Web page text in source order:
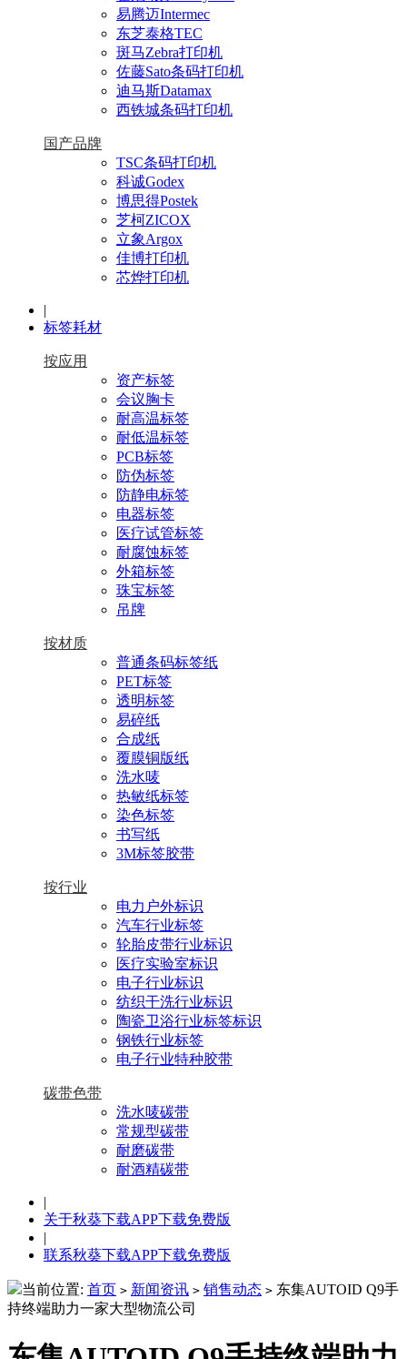
易腾迈Intermec
东芝泰格TEC
斑马Zebra打印机
佐藤Sato条码打印机
迪马斯Datamax
西铁城条码打印机
国产品牌
TSC条码打印机
科诚Godex
博思得Postek
芝柯ZICOX
立象Argox
佳博打印机
芯烨打印机
|
标签耗材
按应用
资产标签
会议胸卡
耐高温标签
耐低温标签
PCB标签
防伪标签
防静电标签
电器标签
医疗试管标签
耐腐蚀标签
外箱标签
珠宝标签
吊牌
按材质
普通条码标签纸
PET标签
透明标签
易碎纸
合成纸
覆膜铜版纸
洗水唛
热敏纸标签
染色标签
书写纸
3M标签胶带
按行业
电力户外标识
汽车行业标签
轮胎皮带行业标识
医疗实验室标识
电子行业标识
纺织干洗行业标识
陶瓷卫浴行业标签标识
钢铁行业标签
电子行业特种胶带
碳带色带
洗水唛碳带
常规型碳带
耐磨碳带
耐酒精碳带
|
关于秋葵下载APP下载免费版
|
联系秋葵下载APP下载免费版
当前位置: 首页 > 新闻资讯 > 销售动态 > 东集AUTOID Q9手
持终端助力一家大型物流公司